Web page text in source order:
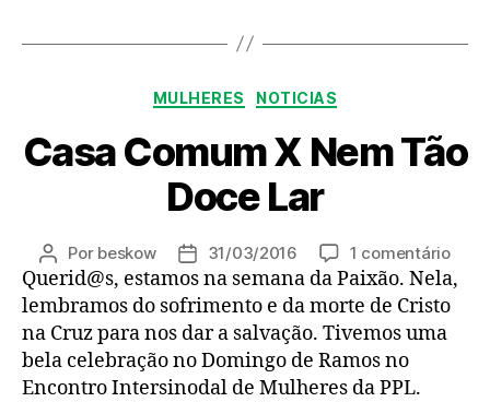
Categorias
MULHERES NOTICIAS
Casa Comum X Nem Tão
Doce Lar
Autor
do
post
Por beskow
Data
de
publicação
31/03/2016 1 comentárioem
Casa
Querid@s, estamos na semana da Paixão. Nela,
lembramos do sofrimento e da morte de Cristo
na Cruz para nos dar a salvação. Tivemos uma
bela celebração no Domingo de Ramos no
Encontro Intersinodal de Mulheres da PPL.